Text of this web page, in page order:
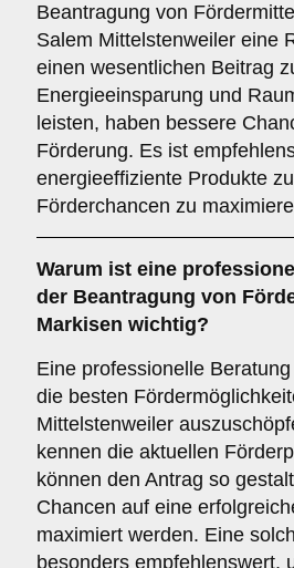
Beantragung von
Salem Mittelstenweiler eine
einen wesentlichen Beitrag
Energieeinsparung und
leisten, haben bessere
Förderung. Es ist
energieeffiziente Produkte
Förderchancen zu
Warum ist eine
der Beantragung von
Markisen wichtig?
Eine professionelle
die besten
Mittelstenweiler
kennen die aktuellen
können den Antrag so
Chancen auf eine
maximiert werden. Eine
besonders empfehlenswert,